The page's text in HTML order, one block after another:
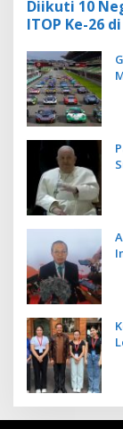
Diikuti 10
ITOP Ke-26